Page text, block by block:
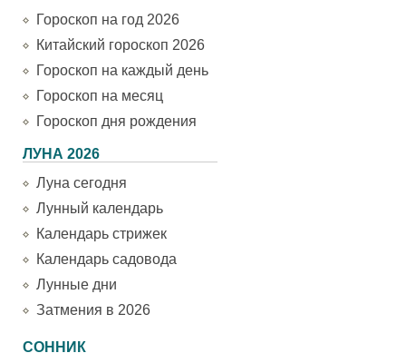
Гороскоп на год 2026
Китайский гороскоп 2026
Гороскоп на каждый день
Гороскоп на месяц
Гороскоп дня рождения
ЛУНА 2026
Луна сегодня
Лунный календарь
Календарь стрижек
Календарь садовода
Лунные дни
Затмения в 2026
СОННИК